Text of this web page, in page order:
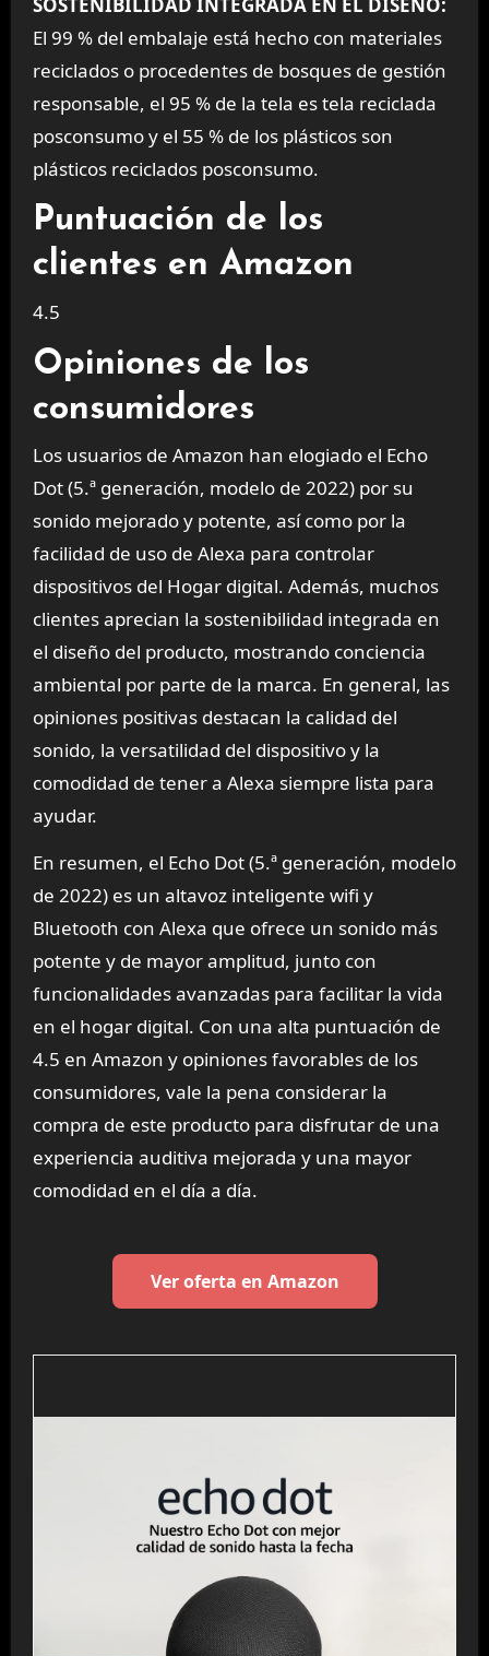
El 99 % del embalaje está hecho con materiales
reciclados o procedentes de bosques de gestión
responsable, el 95 % de la tela es tela reciclada
posconsumo y el 55 % de los plásticos son
plásticos reciclados posconsumo.
Puntuación de los
clientes en Amazon
4.5
Opiniones de los
consumidores
Los usuarios de Amazon han elogiado el Echo
Dot (5.ª generación, modelo de 2022) por su
sonido mejorado y potente, así como por la
facilidad de uso de Alexa para controlar
dispositivos del Hogar digital. Además, muchos
clientes aprecian la sostenibilidad integrada en
el diseño del producto, mostrando conciencia
ambiental por parte de la marca. En general, las
opiniones positivas destacan la calidad del
sonido, la versatilidad del dispositivo y la
comodidad de tener a Alexa siempre lista para
ayudar.
En resumen, el Echo Dot (5.ª generación, modelo
de 2022) es un altavoz inteligente wifi y
Bluetooth con Alexa que ofrece un sonido más
potente y de mayor amplitud, junto con
funcionalidades avanzadas para facilitar la vida
en el hogar digital. Con una alta puntuación de
4.5 en Amazon y opiniones favorables de los
consumidores, vale la pena considerar la
compra de este producto para disfrutar de una
experiencia auditiva mejorada y una mayor
comodidad en el día a día.
Ver oferta en Amazon